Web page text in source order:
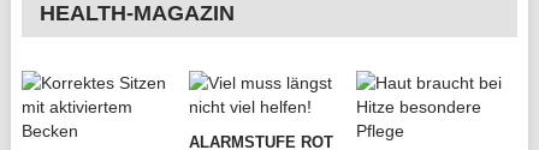
HEALTH-MAGAZIN
ALARMSTUFE ROT